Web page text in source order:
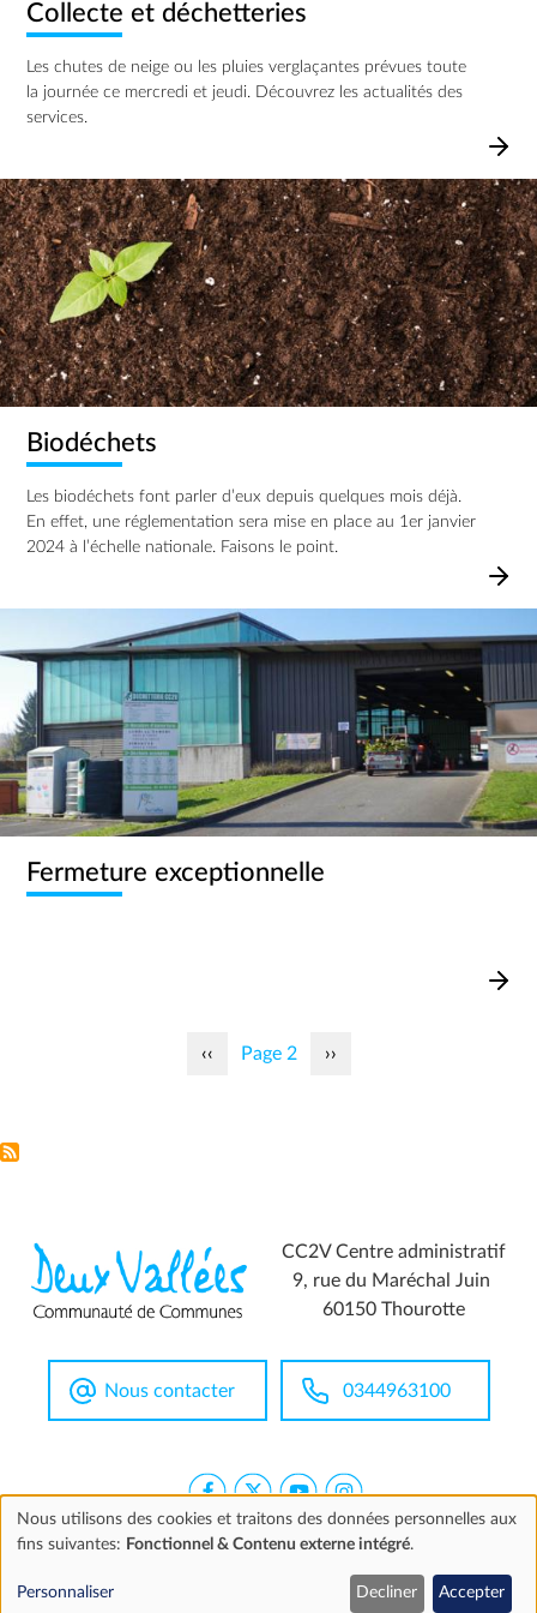
Collecte et déchetteries
Les chutes de neige ou les pluies verglaçantes prévues toute
la journée ce mercredi et jeudi. Découvrez les actualités des
services.
Image
Biodéchets
Les biodéchets font parler d’eux depuis quelques mois déjà.
En effet, une réglementation sera mise en place au 1er janvier
2024 à l’échelle nationale. Faisons le point.
Fermeture exceptionnelle
Page précédente
‹‹ Page 2 Page suivante
››
CC2V Centre administratif
9, rue du Maréchal Juin
60150 Thourotte
Nous contacter 0344963100
Accessibilité
Marchés publics
Utilisation
Nous utilisons des cookies et traitons des données personnelles aux
fins suivantes: Fonctionnel & Contenu externe intégré.
Personnaliser Decliner Accepter